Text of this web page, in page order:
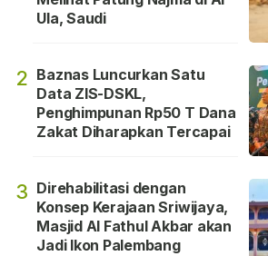
Ula, Saudi
2 Baznas Luncurkan Satu
Data ZIS-DSKL,
Penghimpunan Rp50 T Dana
Zakat Diharapkan Tercapai
3 Direhabilitasi dengan
Konsep Kerajaan Sriwijaya,
Masjid Al Fathul Akbar akan
Jadi Ikon Palembang